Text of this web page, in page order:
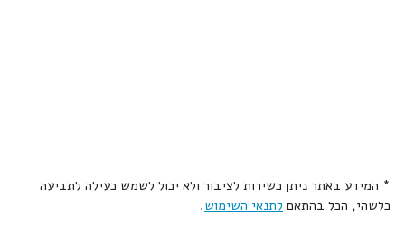
* המידע באתר ניתן כשירות לציבור ולא יכול לשמש כעילה לתביעה
כלשהי, הכל בהתאם לתנאי השימוש.